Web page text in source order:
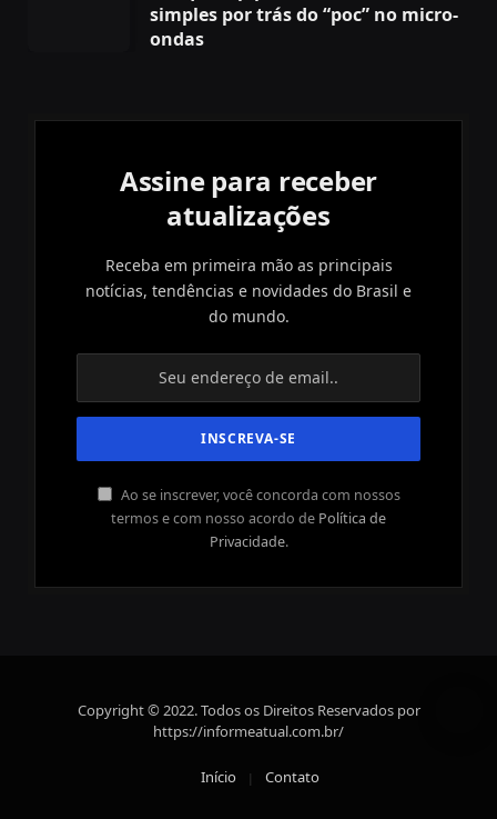
simples por trás do “poc” no micro-
ondas
Assine para receber
atualizações
Receba em primeira mão as principais
notícias, tendências e novidades do Brasil e
do mundo.
Ao se inscrever, você concorda com nossos
termos e com nosso acordo de Política de
Privacidade.
Copyright © 2022. Todos os Direitos Reservados por
https://informeatual.com.br/
Início Contato